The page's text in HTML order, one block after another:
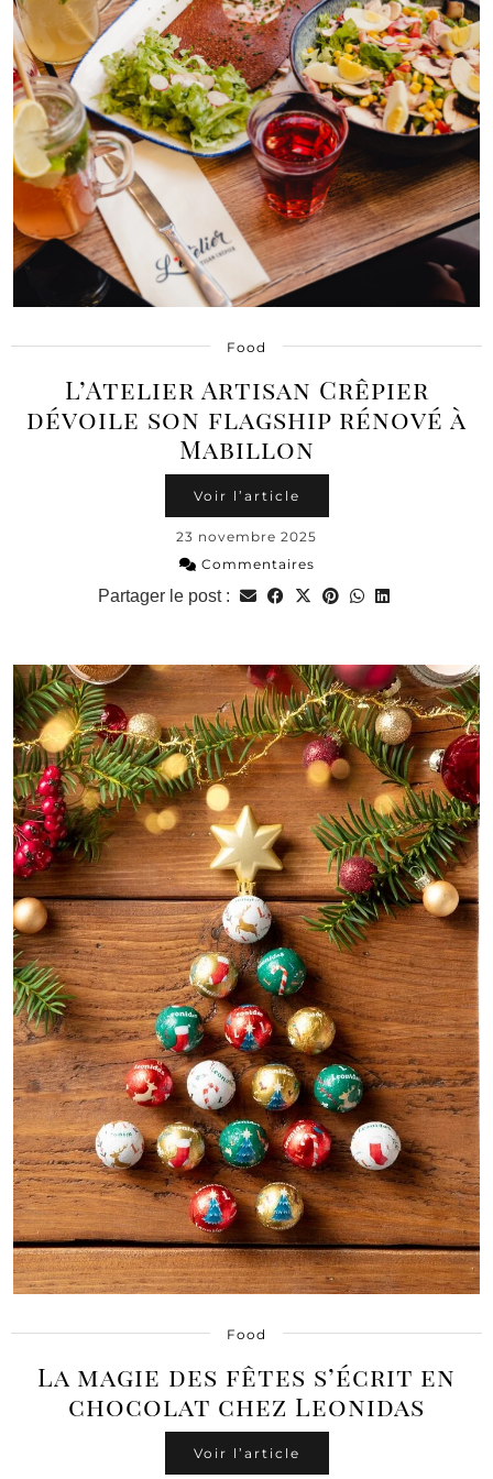
Food
L’Atelier Artisan Crêpier
dévoile son flagship rénové à
Mabillon
Voir l’article
23 novembre 2025
Commentaires
Partager le post :
Food
La magie des fêtes s’écrit en
chocolat chez Leonidas
Voir l’article